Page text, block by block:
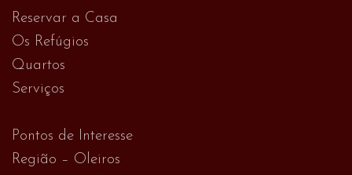
Reservar a Casa
Os Refúgios
Quartos
Serviços
Pontos de Interesse
Região – Oleiros